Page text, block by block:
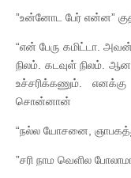
”உன்னோட பேர் என்ன”
“என் பேரு கமிட்டா.
நிலம். கடவுள் நிலம்.
உச்சரிக்கணும்.
சொன்னான்
“நல்ல யோசனை,
”சரி நாம வெளில